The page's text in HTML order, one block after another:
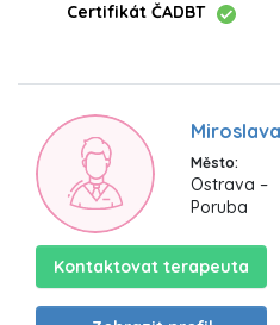
Certifikát ČADBT
Město:
Ostrava –
Poruba
Kontaktovat terapeuta